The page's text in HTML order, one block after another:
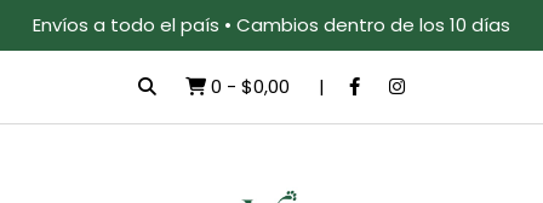
Envíos a todo el país • Cambios dentro de los 10 días
0 - $0,00